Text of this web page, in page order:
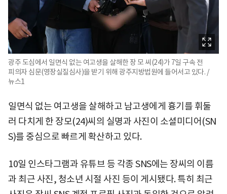
광주 도심에서 일면식 없는 여고생을 살해한 장 모 씨(24)가 7일 구속 전
피의자 심문(영장실질심사)을 받기 위해 광주지방법원에 들어서고 있다. /
뉴스1
일면식 없는 여고생을 살해하고 남고생에게 흉기를 휘둘
러 다치게 한 장모(24)씨의 실명과 사진이 소셜미디어(SN
S)를 중심으로 빠르게 확산하고 있다.
10일 인스타그램과 유튜브 등 각종 SNS에는 장씨의 이름
과 최근 사진, 청소년 시절 사진 등이 게시됐다. 특히 최근